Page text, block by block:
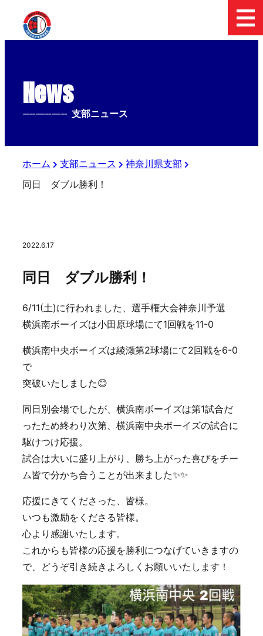
News
-------------- 支部ニュース
ホーム 支部ニュース
神奈川県支部
同日 ダブル勝利！
2022.6.17
同日 ダブル勝利！
6/11(土)に行われました、選手権大会神奈川予選
横浜南ボーイズは小田原球場にて1回戦を11-0
横浜南中央ボーイズは綾瀬第2球場にて2回戦を6-0
で
突破いたしました😊
同日別会場でしたが、横浜南ボーイズは第1試合だ
ったため終わり次第、横浜南中央ボーイズの試合に
駆けつけ応援。
試合は大いに盛り上がり、勝ち上がった喜びをチー
ム皆で分かち合うことが出来ました✨✨
応援にきてくださった、皆様。
いつも激励をくださる皆様。
心より感謝いたします。
これからも皆様の応援を勝利につなげていきますの
で、どうぞ引き続きよろしくお願いいたします！